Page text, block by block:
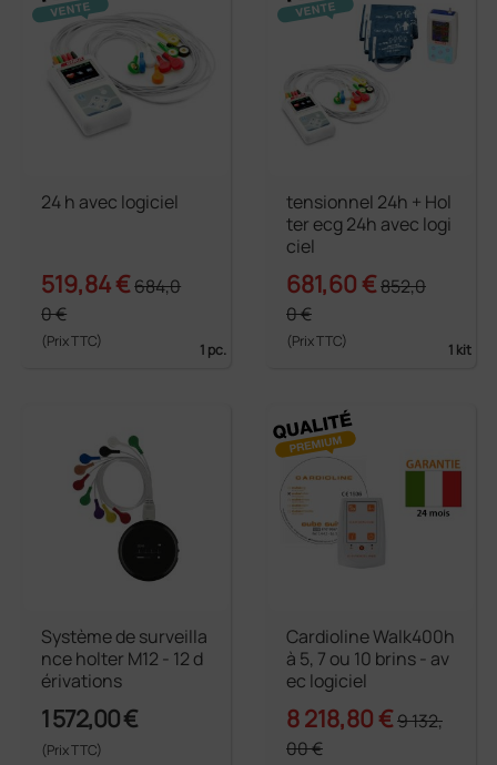
24 h avec logiciel
519,84 €684,0
0 €
(Prix TTC) 1 pc.
tensionnel 24h + Hol
ter ecg 24h avec logi
ciel
681,60 €852,0
0 €
(Prix TTC) 1 kit
Système de surveilla
nce holter M12 - 12 d
érivations
1 572,00 €
(Prix TTC)
Cardioline Walk400h
à 5, 7 ou 10 brins - av
ec logiciel
8 218,80 €9 132,
00 €